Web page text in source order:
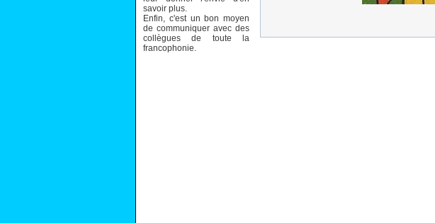
savoir plus.
Enfin, c'est un bon moyen
de communiquer avec des
collègues de toute la
francophonie.